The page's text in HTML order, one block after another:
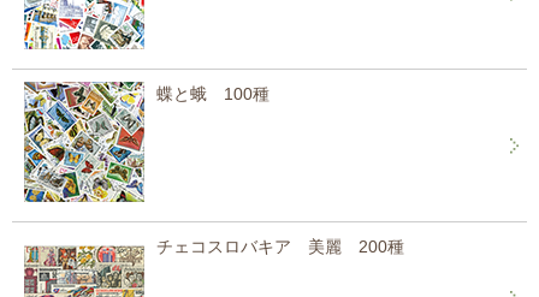
蝶と蛾 100種
チェコスロバキア 美麗 200種